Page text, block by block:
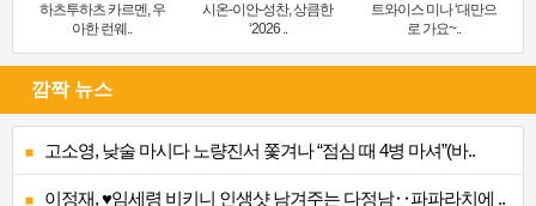
하츠투하츠 카르멘, 우
아한 런웨..
시온-이안-성찬, 상큼한
‘2026 ..
트와이스 미나 ‘대만으
로 가요~..
깜짝 뉴스
고소영, 낮술 마시다 노량진서 쫓겨나 “점심 때 4병 마셔”(바..
이정재, ♥임세령 비키니 인생샷 남겨주는 다정남‥파파라치에 ..